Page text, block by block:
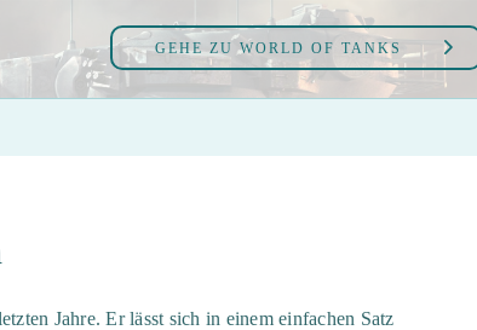
GEHE ZUWORLD OF TANKS
Jahre. Er lässt sich in einem einfachen Satz